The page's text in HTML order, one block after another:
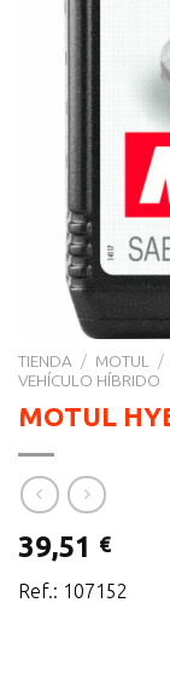
TIENDA / MOTUL /
VEHÍCULO HÍBRIDO
MOTUL
39,51 €
Ref.: 107152